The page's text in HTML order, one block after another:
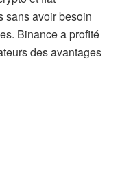
sans avoir besoin
Binance a profité
des avantages